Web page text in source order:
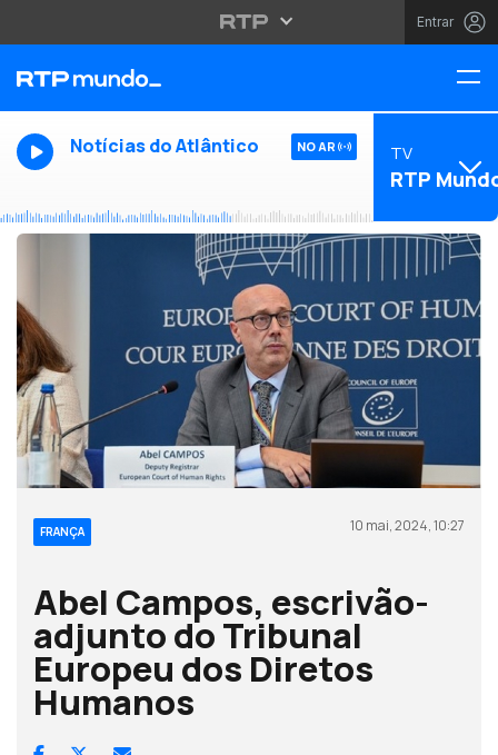
Entrar
Notícias do Atlântico NO AR TV
RTP
FRANÇA 10 mai, 2024, 10:27
Abel Campos, escrivão-
adjunto do Tribunal
Europeu dos Diretos
Humanos